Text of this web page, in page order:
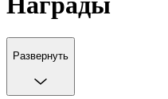
Развернуть